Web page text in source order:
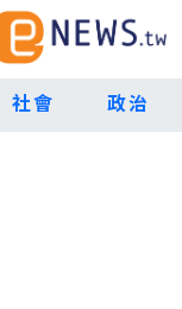
社會 政治